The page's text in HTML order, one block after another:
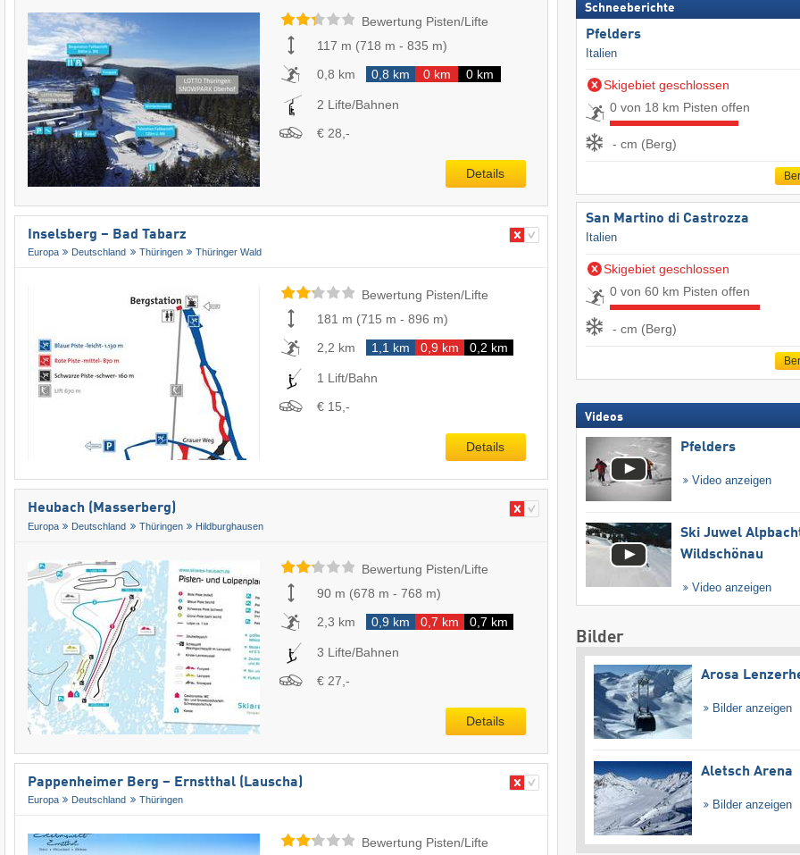
Bewertung Pisten/Lifte
117 m (718 m - 835 m)
0,8 km
0,8 km 0 km 0 km
2 Lifte/Bahnen
€ 28,-
Details
Inselsberg – Bad Tabarz
Europa Deutschland Thüringen Thüringer Wald
Bewertung Pisten/Lifte
181 m (715 m - 896 m)
2,2 km
1,1 km 0,9 km 0,2 km
1 Lift/Bahn
€ 15,-
Details
Heubach (Masserberg)
Europa Deutschland Thüringen Hildburghausen
Bewertung Pisten/Lifte
90 m (678 m - 768 m)
2,3 km
0,9 km 0,7 km 0,7 km
3 Lifte/Bahnen
€ 27,-
Details
Pappenheimer Berg – Ernstthal (Lauscha)
Europa Deutschland Thüringen
Bewertung Pisten/Lifte
Schneeberichte
Pfelders
Italien
Skigebiet geschlossen
0 von 18 km Pisten offen
- cm (Berg)
San Martino di Castrozza
Italien
Skigebiet geschlossen
0 von 60 km Pisten offen
- cm (Berg)
Videos
Pfelders
Video anzeigen
Ski Juwel
Wildschönau
Video anzeigen
Bilder
Arosa
Bilder anzeigen
Aletsch Arena
Bilder anzeigen